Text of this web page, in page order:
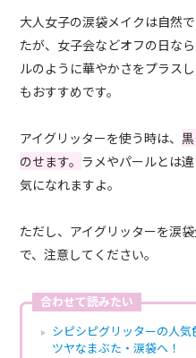
大人女子の涙袋メイクは自然
たが、女子会などオフの日な
ルのように華やかさをプラス
もおすすめです。
アイグリッターを使う時は、
のせます。 ラメやパールとは
気になれますよ。
ただし、アイグリッターを涙
で、注意してください。
合わせて読みたい
シピシピグリッターの人
ツヤなまぶた・涙袋へ！